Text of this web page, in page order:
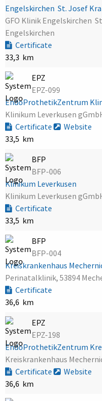
Engelskirchen  St. Josef
GFO Klinik Engelskirchen 
Engelskirchen
Certificate
33,3 km
EPZ
EPZ-099
EndoProthetikZentrum
Klinikum Leverkusen
Certificate
Website
33,5 km
BFP
BFP-006
Klinikum Leverkusen
Klinikum Leverkusen
Certificate
33,5 km
BFP
BFP-004
Kreiskrankenhaus
Perinatalklinik, 53894
Certificate
36,6 km
EPZ
EPZ-198
EndoProthetikZentrum
Kreiskrankenhaus
Certificate
Website
36,6 km